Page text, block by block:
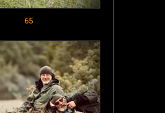
65